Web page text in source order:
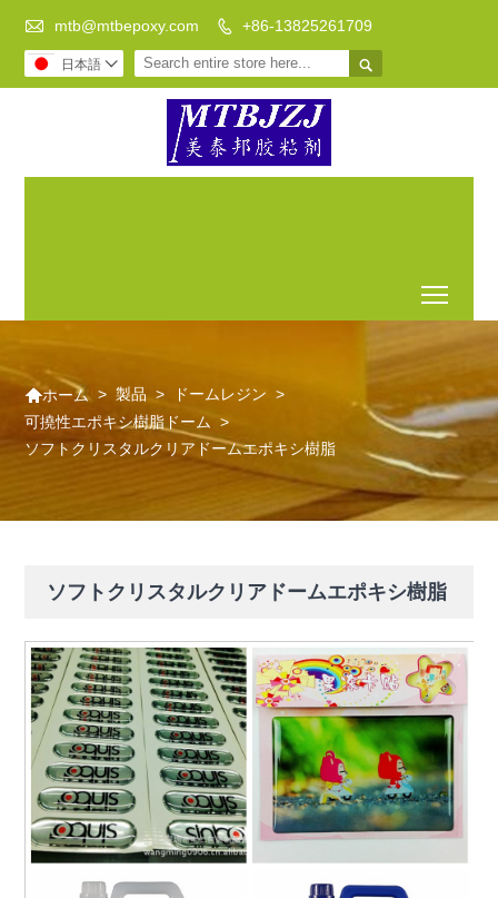
 mtb@mtbepoxy.com  +86-13825261709

日本語 
ホーム > 製品 > ドームレジン >
可撓性エポキシ樹脂ドーム >
ソフトクリスタルクリアドームエポキシ樹脂
ソフトクリスタルクリアドームエポキシ樹脂